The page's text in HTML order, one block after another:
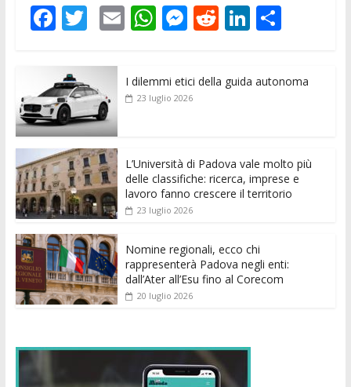
F
e
b
o
o
k
T
itt
er
E
ai
l
W
s
p
M
ss
e
er
R
di
Li
e
C
di
I dilemmi etici della guida autonoma
23 luglio 2026
L’Università di Padova vale molto più
delle classifiche: ricerca, imprese e
lavoro fanno crescere il territorio
23 luglio 2026
Nomine regionali, ecco chi
rappresenterà Padova negli enti:
dall’Ater all’Esu fino al Corecom
20 luglio 2026